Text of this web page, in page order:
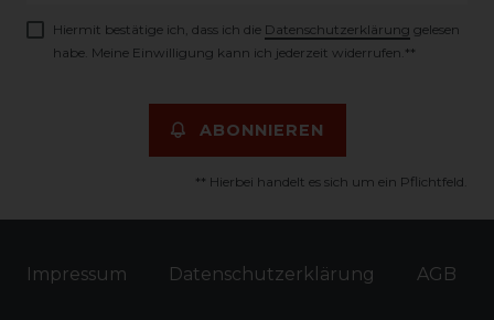
Hiermit bestätige ich, dass ich die Daten­schutz­erklärung gelesen
habe. Meine Einwilligung kann ich jederzeit widerrufen.**
ABONNIEREN
** Hierbei handelt es sich um ein Pflichtfeld.
Impressum Daten­schutz­erklärung AGB